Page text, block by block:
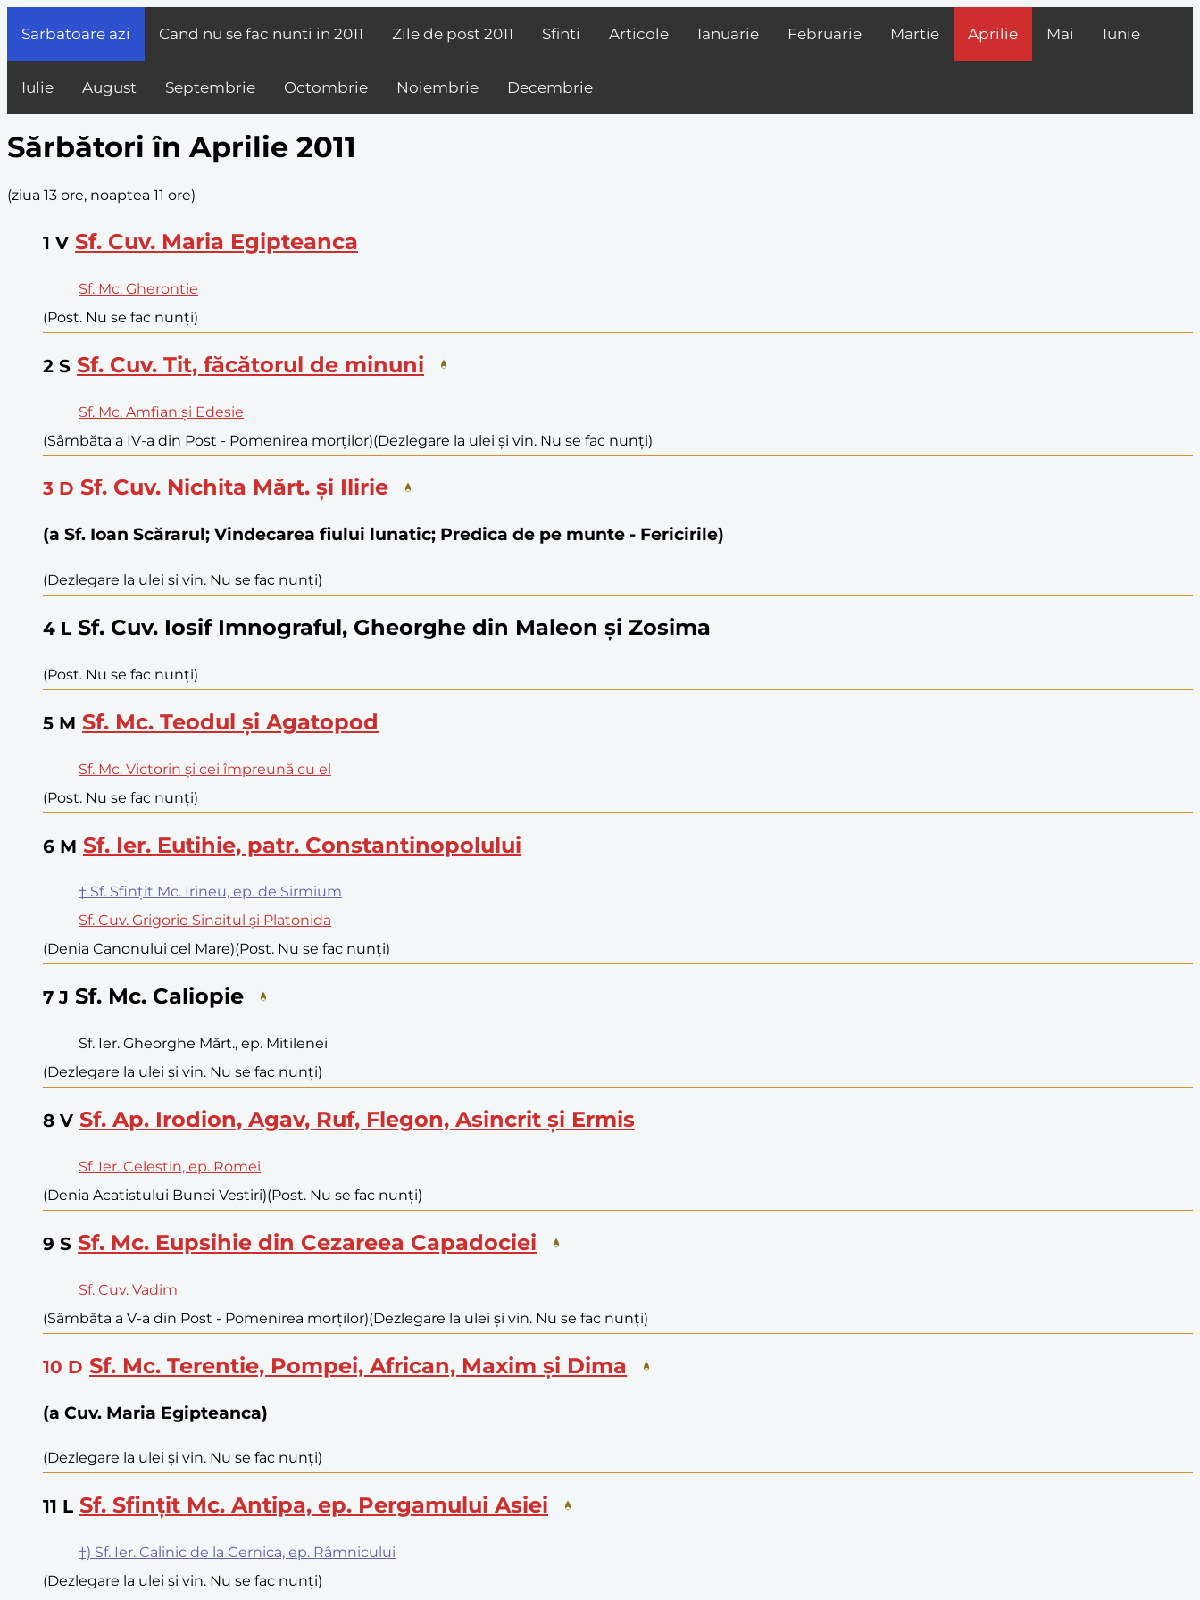
Sarbatoare azi Cand nu se fac nunti in 2011 Zile de post 2011 Sfinti Articole Ianuarie Februarie Martie Aprilie Mai Iunie
Iulie August Septembrie Octombrie Noiembrie Decembrie
Sărbători în Aprilie 2011
(ziua 13 ore, noaptea 11 ore)
1 V Sf. Cuv. Maria Egipteanca
Sf. Mc. Gherontie
(Post. Nu se fac nunți)
2 S Sf. Cuv. Tit, făcătorul de minuni
Sf. Mc. Amfian și Edesie
(Sâmbăta a IV-a din Post - Pomenirea morților)(Dezlegare la ulei și vin. Nu se fac nunți)
3 D Sf. Cuv. Nichita Mărt. și Ilirie
(a Sf. Ioan Scărarul; Vindecarea fiului lunatic; Predica de pe munte - Fericirile)
(Dezlegare la ulei și vin. Nu se fac nunți)
4 L Sf. Cuv. Iosif Imnograful, Gheorghe din Maleon și Zosima
(Post. Nu se fac nunți)
5 M Sf. Mc. Teodul și Agatopod
Sf. Mc. Victorin și cei împreună cu el
(Post. Nu se fac nunți)
6 M Sf. Ier. Eutihie, patr. Constantinopolului
† Sf. Sfințit Mc. Irineu, ep. de Sirmium
Sf. Cuv. Grigorie Sinaitul și Platonida
(Denia Canonului cel Mare)(Post. Nu se fac nunți)
7 J Sf. Mc. Caliopie
Sf. Ier. Gheorghe Mărt., ep. Mitilenei
(Dezlegare la ulei și vin. Nu se fac nunți)
8 V Sf. Ap. Irodion, Agav, Ruf, Flegon, Asincrit și Ermis
Sf. Ier. Celestin, ep. Romei
(Denia Acatistului Bunei Vestiri)(Post. Nu se fac nunți)
9 S Sf. Mc. Eupsihie din Cezareea Capadociei
Sf. Cuv. Vadim
(Sâmbăta a V-a din Post - Pomenirea morților)(Dezlegare la ulei și vin. Nu se fac nunți)
10 D Sf. Mc. Terentie, Pompei, African, Maxim și Dima
(a Cuv. Maria Egipteanca)
(Dezlegare la ulei și vin. Nu se fac nunți)
11 L Sf. Sfințit Mc. Antipa, ep. Pergamului Asiei
†) Sf. Ier. Calinic de la Cernica, ep. Râmnicului
(Dezlegare la ulei și vin. Nu se fac nunți)